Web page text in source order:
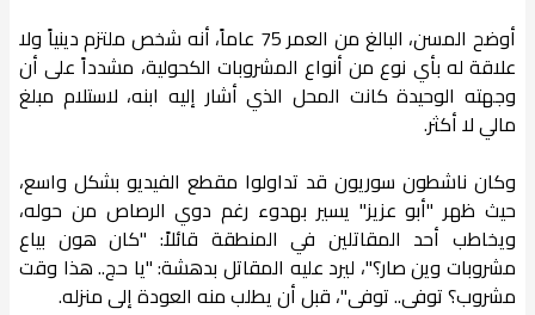
أوضح المسن، البالغ من العمر 75 عاماً، أنه شخص ملتزم دينياً ولا
علاقة له بأي نوع من أنواع المشروبات الكحولية، مشدداً على أن
وجهته الوحيدة كانت المحل الذي أشار إليه ابنه، لاستلام مبلغ
مالي لا أكثر.
وكان ناشطون سوريون قد تداولوا مقطع الفيديو بشكل واسع،
حيث ظهر "أبو عزيز" يسير بهدوء رغم دوي الرصاص من حوله،
ويخاطب أحد المقاتلين في المنطقة قائلاً: "كان هون بياع
مشروبات وين صار؟"، ليرد عليه المقاتل بدهشة: "يا حج.. هذا وقت
مشروب؟ توفى.. توفى"، قبل أن يطلب منه العودة إلى منزله.